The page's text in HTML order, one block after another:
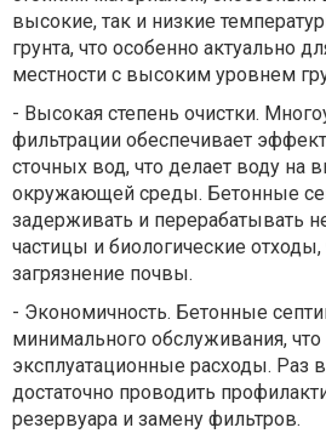
высокие, так и низкие
грунта, что особенно актуально
местности с высоким уровнем
- Высокая степень очистки.
фильтрации обеспечивает
сточных вод, что делает воду на
окружающей среды. Бетонные
задерживать и перерабатывать
частицы и биологические
загрязнение почвы.
- Экономичность. Бетонные
минимального обслуживания, что
эксплуатационные расходы. Раз
достаточно проводить
резервуара и замену фильтров.